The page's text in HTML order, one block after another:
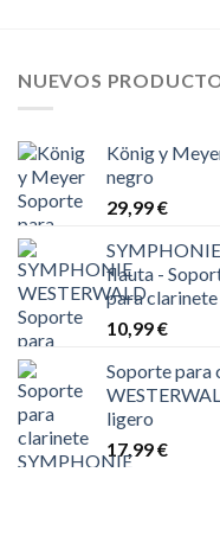
NUEVOS
König y
negro
29,99€
flauta -
para clarinete
10,99€
Soporte para
ligero
17,99€